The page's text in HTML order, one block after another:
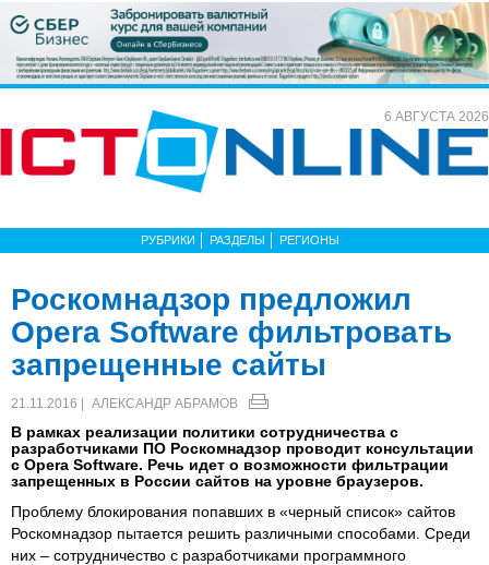
6 АВГУСТА 2026
РУБРИКИ РАЗДЕЛЫ РЕГИОНЫ
Роскомнадзор предложил
Opera Software фильтровать
запрещенные сайты
21.11.2016 | АЛЕКСАНДР АБРАМОВ
В рамках реализации политики сотрудничества с
разработчиками ПО Роскомнадзор проводит консультации
с Opera Software. Речь идет о возможности фильтрации
запрещенных в России сайтов на уровне браузеров.
Проблему блокирования попавших в «черный список» сайтов
Роскомнадзор пытается решить различными способами. Среди
них – сотрудничество с разработчиками программного